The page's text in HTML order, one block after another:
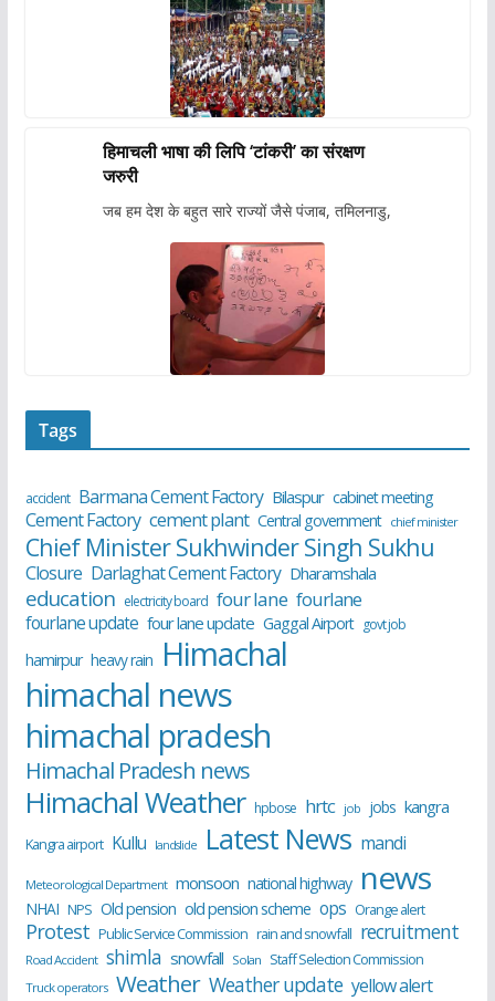
हिमाचली भाषा की लिपि ‘टांकरी’ का संरक्षण
जरुरी
जब हम देश के बहुत सारे राज्यों जैसे पंजाब, तमिलनाडु,
Tags
accident Barmana Cement Factory Bilaspur cabinet meeting
Cement Factory cement plant Central government chief minister
Chief Minister Sukhwinder Singh Sukhu
Closure Darlaghat Cement Factory Dharamshala
education electricity board four lane fourlane
fourlane update four lane update Gaggal Airport govt job
hamirpur heavy rain Himachal
himachal news
himachal pradesh
Himachal Pradesh news
Himachal Weather hpbose hrtc job jobs kangra
Kangra airport Kullu landslide Latest News mandi
Meteorological Department monsoon national highway news
NHAI NPS Old pension old pension scheme ops Orange alert
Protest Public Service Commission rain and snowfall recruitment
Road Accident shimla snowfall Solan Staff Selection Commission
Truck operators Weather Weather update yellow alert